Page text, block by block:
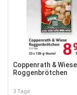
Coppenrath & Wiese
Roggenbrötchen
3 Tage